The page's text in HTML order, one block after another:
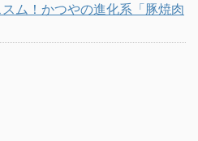
ム！かつやの進化系「豚焼肉